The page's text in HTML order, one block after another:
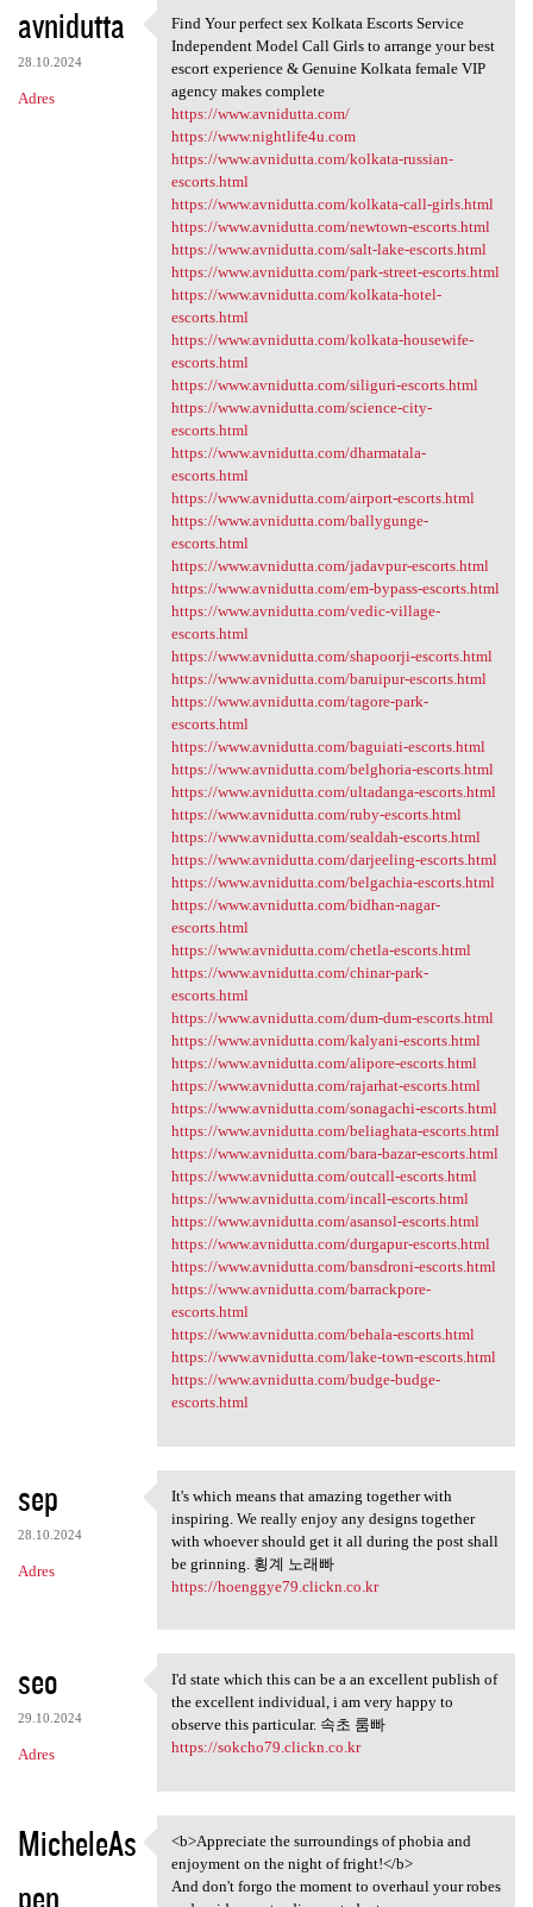
avnidutta
28.10.2024
Adres
Find Your perfect sex Kolkata
Find Your perfect sex Kolkata Escorts Service
Independent Model Call Girls to arrange your best
escort experience & Genuine Kolkata female VIP
agency makes complete
https://www.avnidutta.com/
https://www.nightlife4u.com
https://www.avnidutta.com/kolkata-russian-
escorts.html
https://www.avnidutta.com/kolkata-call-girls.html
https://www.avnidutta.com/newtown-escorts.html
https://www.avnidutta.com/salt-lake-escorts.html
https://www.avnidutta.com/park-street-escorts.html
https://www.avnidutta.com/kolkata-hotel-
escorts.html
https://www.avnidutta.com/kolkata-housewife-
escorts.html
https://www.avnidutta.com/siliguri-escorts.html
https://www.avnidutta.com/science-city-
escorts.html
https://www.avnidutta.com/dharmatala-
escorts.html
https://www.avnidutta.com/airport-escorts.html
https://www.avnidutta.com/ballygunge-
escorts.html
https://www.avnidutta.com/jadavpur-escorts.html
https://www.avnidutta.com/em-bypass-escorts.html
https://www.avnidutta.com/vedic-village-
escorts.html
https://www.avnidutta.com/shapoorji-escorts.html
https://www.avnidutta.com/baruipur-escorts.html
https://www.avnidutta.com/tagore-park-
escorts.html
https://www.avnidutta.com/baguiati-escorts.html
https://www.avnidutta.com/belghoria-escorts.html
https://www.avnidutta.com/ultadanga-escorts.html
https://www.avnidutta.com/ruby-escorts.html
https://www.avnidutta.com/sealdah-escorts.html
https://www.avnidutta.com/darjeeling-escorts.html
https://www.avnidutta.com/belgachia-escorts.html
https://www.avnidutta.com/bidhan-nagar-
escorts.html
https://www.avnidutta.com/chetla-escorts.html
https://www.avnidutta.com/chinar-park-
escorts.html
https://www.avnidutta.com/dum-dum-escorts.html
https://www.avnidutta.com/kalyani-escorts.html
https://www.avnidutta.com/alipore-escorts.html
https://www.avnidutta.com/rajarhat-escorts.html
https://www.avnidutta.com/sonagachi-escorts.html
https://www.avnidutta.com/beliaghata-escorts.html
https://www.avnidutta.com/bara-bazar-escorts.html
https://www.avnidutta.com/outcall-escorts.html
https://www.avnidutta.com/incall-escorts.html
https://www.avnidutta.com/asansol-escorts.html
https://www.avnidutta.com/durgapur-escorts.html
https://www.avnidutta.com/bansdroni-escorts.html
https://www.avnidutta.com/barrackpore-
escorts.html
https://www.avnidutta.com/behala-escorts.html
https://www.avnidutta.com/lake-town-escorts.html
https://www.avnidutta.com/budge-budge-
escorts.html
sep
28.10.2024
Adres
It's which means that amazing
It's which means that amazing together with
inspiring. We really enjoy any designs together
with whoever should get it all during the post shall
be grinning. 횡계 노래빠
https://hoenggye79.clickn.co.kr
seo
29.10.2024
Adres
I'd state which this can be a
I'd state which this can be a an excellent publish of
the excellent individual, i am very happy to
observe this particular. 속초 룸빠
https://sokcho79.clickn.co.kr
MicheleAs
pen
<b>Appreciate the
<b>Appreciate the surroundings of phobia and
enjoyment on the night of fright!</b>
And don't forgo the moment to overhaul your robes